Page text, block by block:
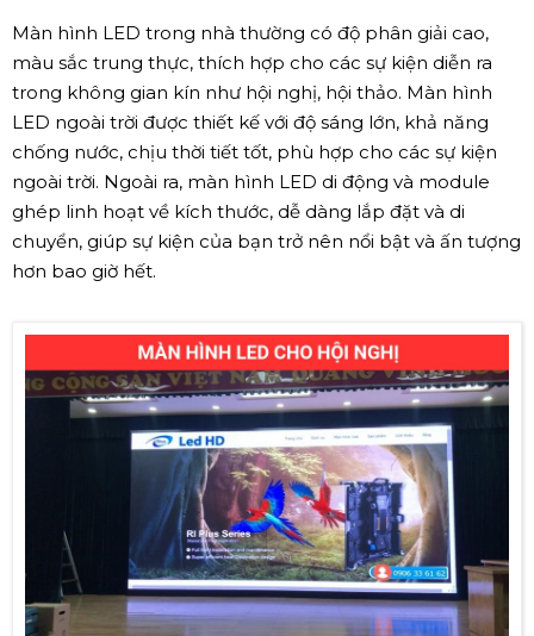
Màn hình LED trong nhà thường có độ phân giải cao,
màu sắc trung thực, thích hợp cho các sự kiện diễn ra
trong không gian kín như hội nghị, hội thảo. Màn hình
LED ngoài trời được thiết kế với độ sáng lớn, khả năng
chống nước, chịu thời tiết tốt, phù hợp cho các sự kiện
ngoài trời. Ngoài ra, màn hình LED di động và module
ghép linh hoạt về kích thước, dễ dàng lắp đặt và di
chuyển, giúp sự kiện của bạn trở nên nổi bật và ấn tượng
hơn bao giờ hết.